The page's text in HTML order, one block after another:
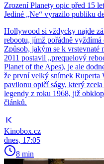
Zrození Planety opic před 15
Jediné „Ne“ vyrazilo publiku
Hollywood si vždycky najde
rebootu, jímž pořádně
Způsob, jakým se k
2011 postavil „prequelový
Planet of the Apes), je ale
že první velký snímek Ruperta
pavilonu opičí ságy, který
legendy z roku 1968, již
článků.
Kinobox.cz
dnes, 17:05
8 min